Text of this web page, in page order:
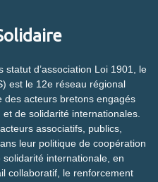
d’association Loi 1901, le
est le 12e réseau régional
des acteurs bretons engagés
de solidarité internationales.
associatifs, publics,
leur politique de coopération
internationale, en
collaboratif, le renforcement